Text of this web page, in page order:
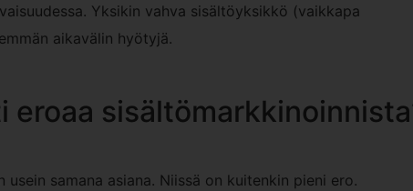
Yksikin vahva sisältöyksikkö (vaikkapa
aikavälin hyötyjä.
samana asiana. Niissä on kuitenkin pieni ero.